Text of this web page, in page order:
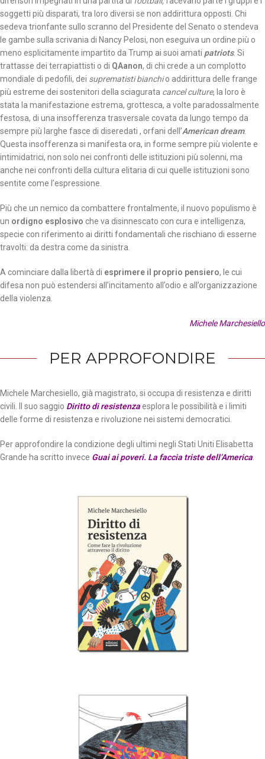
soggetti più disparati, tra loro diversi se non addirittura opposti. Chi
sedeva trionfante sullo scranno del Presidente del Senato o stendeva
le gambe sulla scrivania di Nancy Pelosi, non eseguiva un ordine più o
meno esplicitamente impartito da Trump ai suoi amati patriots. Si
trattasse dei terrapiattisti o di QAanon, di chi crede a un complotto
mondiale di pedofili, dei suprematisti bianchio addirittura delle frange
più estreme dei sostenitori della sciagurata cancel culture, la loro è
stata la manifestazione estrema, grottesca, a volte paradossalmente
festosa, di una insofferenza trasversale covata da lungo tempo da
sempre più larghe fasce di diseredati , orfani dell’American dream.
Questa insofferenza si manifesta ora, in forme sempre più violente e
intimidatrici, non solo nei confronti delle istituzioni più solenni, ma
anche nei confronti della cultura elitaria di cui quelle istituzioni sono
sentite come l’espressione.
Più che un nemico da combattere frontalmente, il nuovo populismo è
un ordigno esplosivo che va disinnescato con cura e intelligenza,
specie con riferimento ai diritti fondamentali che rischiano di esserne
travolti: da destra come da sinistra.
A cominciare dalla libertà di esprimere il proprio pensiero, le cui
difesa non può estendersi all’incitamento all’odio e all’organizzazione
della violenza.
Michele Marchesiello
PER APPROFONDIRE
Michele Marchesiello, già magistrato, si occupa di resistenza e diritti
civili. Il suo saggio Diritto di resistenzaesplora le possibilità e i limiti
delle forme di resistenza e rivoluzione nei sistemi democratici.
Per approfondire la condizione degli ultimi negli Stati Uniti Elisabetta
Grande ha scritto invece Guai ai poveri. La faccia triste dell’America